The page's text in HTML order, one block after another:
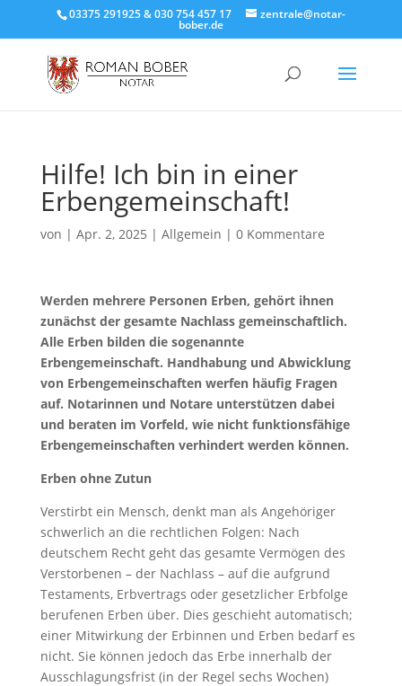
03375 291925 & 030 754 457 17 zentrale@notar-
bober.de
Hilfe! Ich bin in einer
Erbengemeinschaft!
von | Apr. 2, 2025 | Allgemein | 0 Kommentare
Werden mehrere Personen Erben, gehört ihnen
zunächst der gesamte Nachlass gemeinschaftlich.
Alle Erben bilden die sogenannte
Erbengemeinschaft. Handhabung und Abwicklung
von Erbengemeinschaften werfen häufig Fragen
auf. Notarinnen und Notare unterstützen dabei
und beraten im Vorfeld, wie nicht funktionsfähige
Erbengemeinschaften verhindert werden können.
Erben ohne Zutun
Verstirbt ein Mensch, denkt man als Angehöriger
schwerlich an die rechtlichen Folgen: Nach
deutschem Recht geht das gesamte Vermögen des
Verstorbenen – der Nachlass – auf die aufgrund
Testaments, Erbvertrags oder gesetzlicher Erbfolge
berufenen Erben über. Dies geschieht automatisch;
einer Mitwirkung der Erbinnen und Erben bedarf es
nicht. Sie können jedoch das Erbe innerhalb der
Ausschlagungsfrist (in der Regel sechs Wochen)